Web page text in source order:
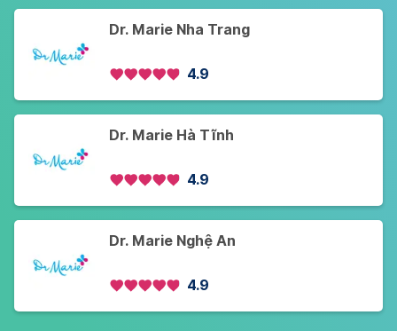
Dr. Marie Nha Trang
4.9
Dr. Marie Hà Tĩnh
4.9
Dr. Marie Nghệ An
4.9